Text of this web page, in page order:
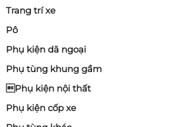
Trang trí xe
Pô
Phụ kiện dã ngoại
Phụ tùng khung gầm
Phụ kiện nội thất
Phụ kiện cốp xe